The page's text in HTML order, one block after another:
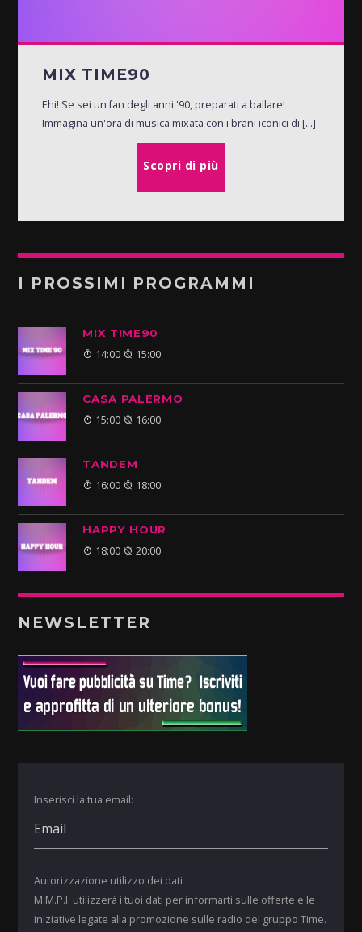
MIX TIME90
Ehi! Se sei un fan degli anni '90, preparati a ballare!
Immagina un'ora di musica mixata con i brani iconici di [...]
Scopri di più
I PROSSIMI PROGRAMMI
MIX TIME90
14:00 15:00
CASA PALERMO
15:00 16:00
TANDEM
16:00 18:00
HAPPY HOUR
18:00 20:00
NEWSLETTER
Inserisci la tua email:
Autorizzazione utilizzo dei dati
M.M.P.I. utilizzerà i tuoi dati per informarti sulle offerte e le
iniziative legate alla promozione sulle radio del gruppo Time.